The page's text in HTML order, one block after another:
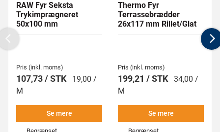
RAW Fyr Seksta
Trykimprægneret
50x100 mm
Pris (inkl. moms)
107,73 / STK
19,00 /
M
Se mere
Thermo Fyr
Terrassebrædder
26x117 mm Rillet/Glat
Pris (inkl. moms)
199,21 / STK 34,00 /
M
Se mere
Previous